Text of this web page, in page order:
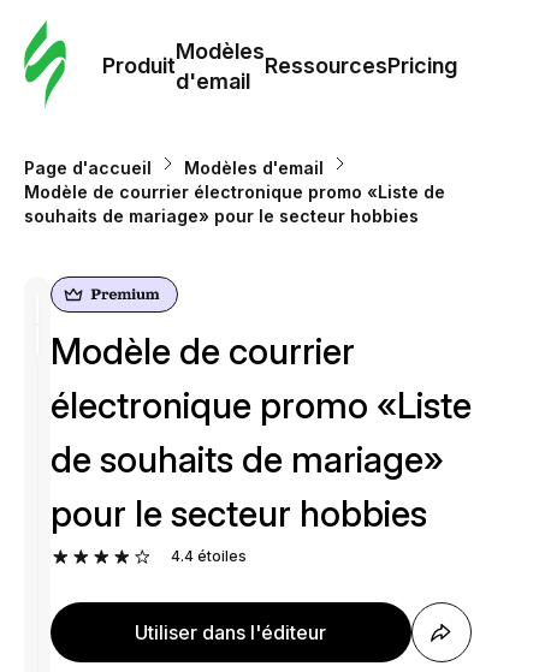
Produit
Modèles
d'email
RessourcesPricing
Page d'accueil
Modèles d'email
Modèle de courrier électronique promo «Liste de
souhaits de mariage» pour le secteur hobbies
Modèle de courrier
électronique promo «Liste
de souhaits de mariage»
pour le secteur hobbies
4.4étoiles
Utiliser dans l'éditeur